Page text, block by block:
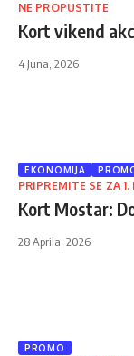
NE PROPUSTITE
Kort vikend
4 Juna, 2026
EKONOMIJA
PRIPREMITE SE ZA 1.
Kort Mostar:
28 Aprila, 2026
PROMO